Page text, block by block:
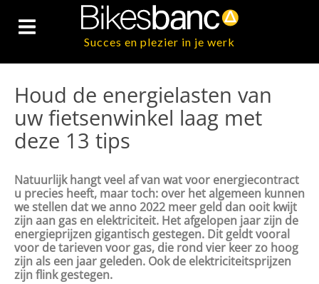
Succes en plezier in je werk
Houd de energielasten van
uw fietsenwinkel laag met
deze 13 tips
Natuurlijk hangt veel af van wat voor energiecontract
u precies heeft, maar toch: over het algemeen kunnen
we stellen dat we anno 2022 meer geld dan ooit kwijt
zijn aan gas en elektriciteit. Het afgelopen jaar zijn de
energieprijzen gigantisch gestegen. Dit geldt vooral
voor de tarieven voor gas, die rond vier keer zo hoog
zijn als een jaar geleden. Ook de elektriciteitsprijzen
zijn flink gestegen.